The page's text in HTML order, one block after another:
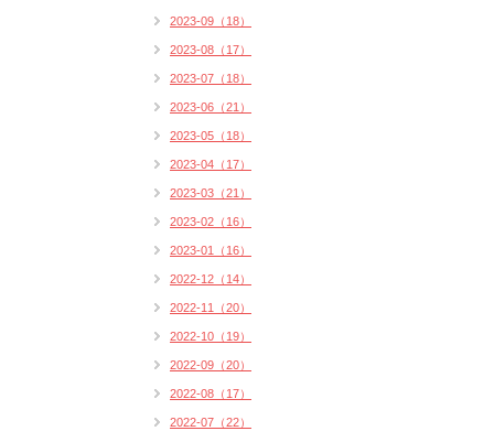
2023-09（18）
2023-08（17）
2023-07（18）
2023-06（21）
2023-05（18）
2023-04（17）
2023-03（21）
2023-02（16）
2023-01（16）
2022-12（14）
2022-11（20）
2022-10（19）
2022-09（20）
2022-08（17）
2022-07（22）